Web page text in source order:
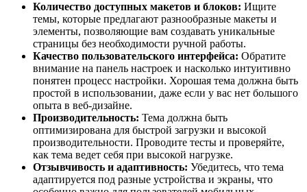
Количество доступных макетов и блоков: Ищите
темы, которые предлагают разнообразные макеты и
элементы, позволяющие вам создавать уникальные
страницы без необходимости ручной работы.
Качество пользовательского интерфейса: Обратите
внимание на панель настроек и насколько интуитивно
понятен процесс настройки. Хорошая тема должна быть
простой в использовании, даже если у вас нет большого
опыта в веб-дизайне.
Производительность: Тема должна быть
оптимизирована для быстрой загрузки и высокой
производительности. Проводите тесты и проверяйте,
как тема ведет себя при высокой нагрузке.
Отзывчивость и адаптивность: Убедитесь, что тема
адаптируется под разные устройства и экраны, что